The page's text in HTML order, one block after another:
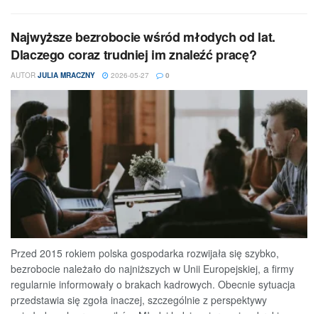
Najwyższe bezrobocie wśród młodych od lat.
Dlaczego coraz trudniej im znaleźć pracę?
AUTOR JULIA MRACZNY 2026-05-27 0
Przed 2015 rokiem polska gospodarka rozwijała się szybko,
bezrobocie należało do najniższych w Unii Europejskiej, a firmy
regularnie informowały o brakach kadrowych. Obecnie sytuacja
przedstawia się zgoła inaczej, szczególnie z perspektywy